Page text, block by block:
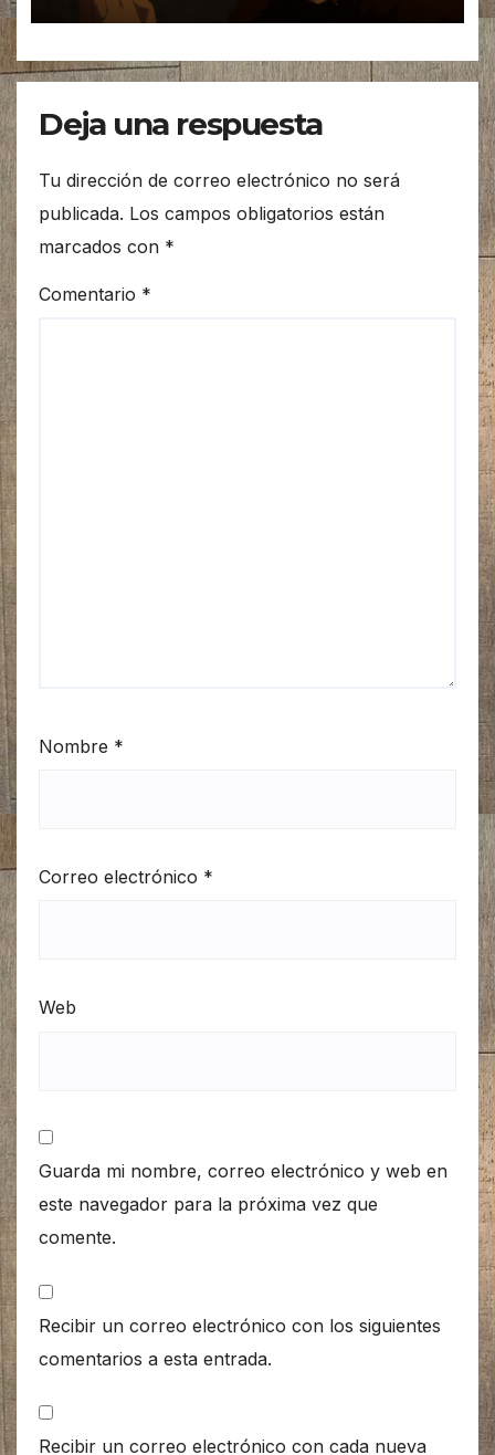
Deja una respuesta
Tu dirección de correo electrónico no será
publicada. Los campos obligatorios están
marcados con *
Comentario *
Nombre *
Correo electrónico *
Web
Guarda mi nombre, correo electrónico y web en
este navegador para la próxima vez que
comente.
Recibir un correo electrónico con los siguientes
comentarios a esta entrada.
Recibir un correo electrónico con cada nueva